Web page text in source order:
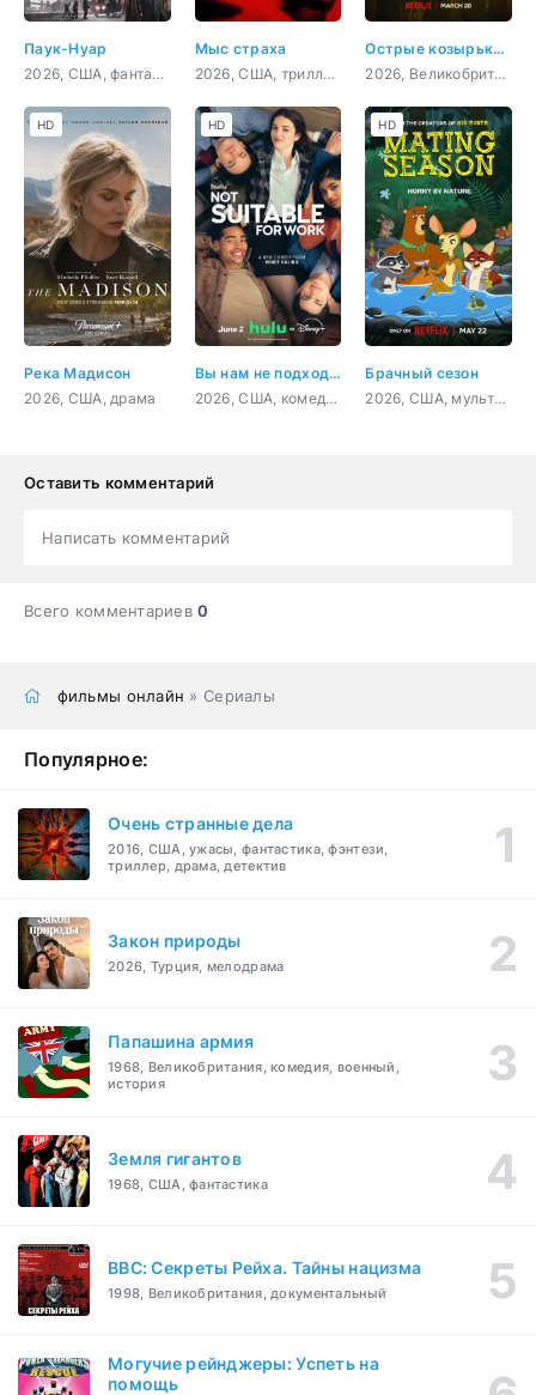
Паук-Нуар
2026, США, фантастика, фэнтези, боевик, триллер, драма, криминал, детектив, приключения, фильм-нуар
Мыс страха
2026, США, триллер, драма, криминал
Острые козырьки: Бессмертный человек
2026, Великобритания, Франция, США, криминал, драма, история
Река Мадисон
2026, США, драма
HD
Вы нам не подходите
2026, США, комедия
HD
Брачный сезон
2026, США, мультфильм, мелодрама, комедия
HD
Оставить комментарий
Написать комментарий
Всего комментариев0
фильмы онлайн » Сериалы
Популярное:
Очень странные дела
2016, США, ужасы, фантастика, фэнтези,
триллер, драма, детектив
Закон природы
2026, Турция, мелодрама
Папашина армия
1968, Великобритания, комедия, военный,
история
Земля гигантов
1968, США, фантастика
BBC: Секреты Рейха. Тайны нацизма
1998, Великобритания, документальный
Могучие рейнджеры: Успеть на
помощь